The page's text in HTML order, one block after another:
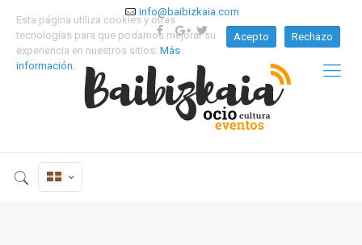
info@baibizkaia.com
Esta página utiliza cookies y otras
tecnologías para que podamos mejorar su
experiencia en nuestros sitios: Más
información.
Acepto Rechazo